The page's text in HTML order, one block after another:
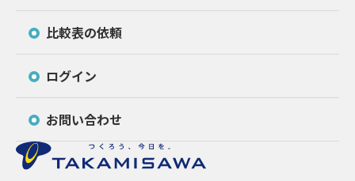
比較表の依頼
ログイン
お問い合わせ